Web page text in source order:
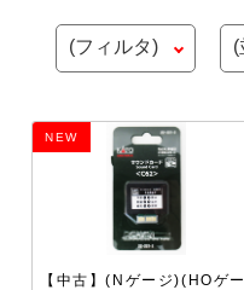
NEW
【中古】(Nゲージ)(HOゲー